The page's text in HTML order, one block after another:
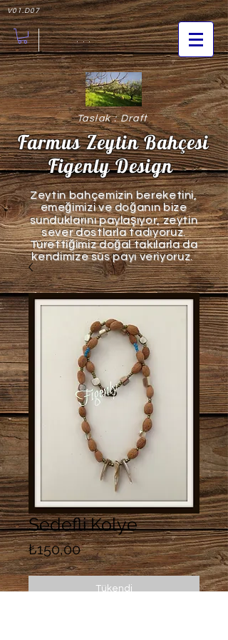
V01.D07
. . .
Taslak : Draft
Farmus Zeytin Bahçesi
Figenly Design
Zeytin bahçemizin bereketini,
emeğimizi ve doğanın bize
sunduklarını paylaşıyor, zeytin
sever dostlarla tadıyoruz.
Türettiğimiz doğal takılarla da
kendimize süs payı veriyoruz.
Sedefli Kolye
₺150,00Fiyat
Tükendi